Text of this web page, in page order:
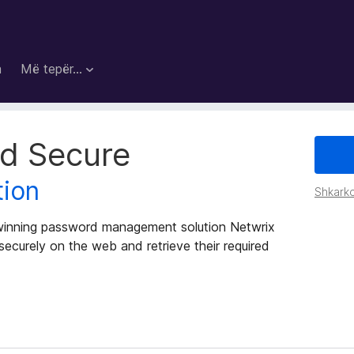
Më tepër…
Secure
password management solution Netwrix
on the web and retrieve their required